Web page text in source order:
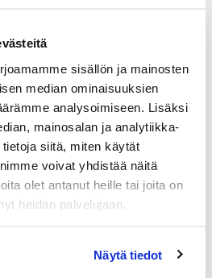
sisällön ja mainosten
median ominaisuuksien
analysoimiseen. Lisäksi
mainosalan ja analytiikka-
siitä, miten käytät
voivat yhdistää näitä
olet antanut heille tai joita on
heidän palvelujaan.
Näytä tiedot
GANT HOME
70X140CM, W
HITE
pehmoisesta sertifioidusta